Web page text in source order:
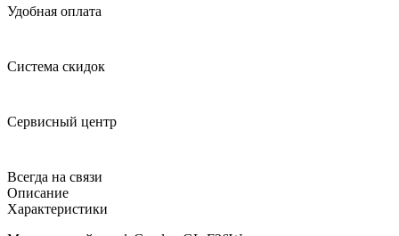
Удобная оплата
Система скидок
Сервисный центр
Всегда на связи
Описание
Характеристики